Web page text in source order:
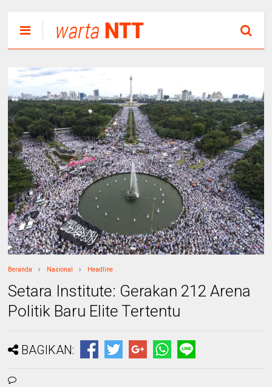
Beranda Nasional Headline
Setara Institute: Gerakan 212 Arena
Politik Baru Elite Tertentu
BAGIKAN: